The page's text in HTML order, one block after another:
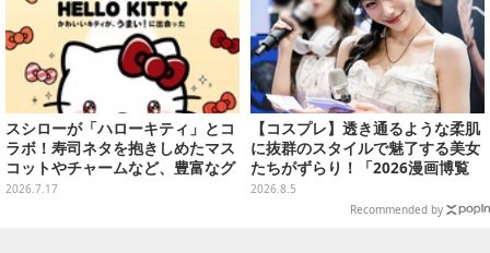
スシローが「ハローキティ」とコ
ラボ！寿司ネタを抱きしめたマス
コットやチャームなど、豊富なグ
ッズ付きメニューを展開
2026.7.17
【コスプレ】透き通るような柔肌
に抜群のスタイルで魅了する美女
たちがずらり！「2026漫画博覧
会」美麗コンパニオンまとめ【画
2026.8.5
Recommended by